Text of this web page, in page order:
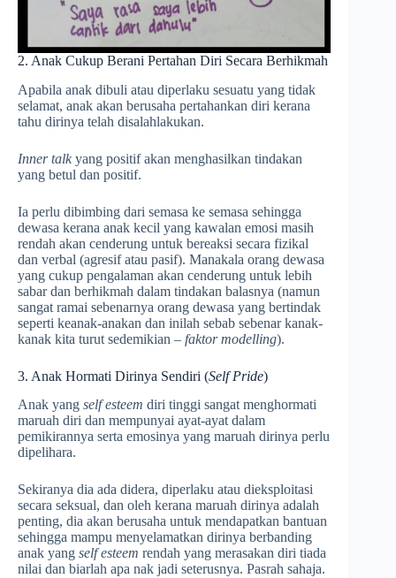
2. Anak Cukup Berani Pertahan Diri Secara Berhikmah
Apabila anak dibuli atau diperlaku sesuatu yang tidak
selamat, anak akan berusaha pertahankan diri kerana
tahu dirinya telah disalahlakukan.
Inner talk yang positif akan menghasilkan tindakan
yang betul dan positif.
Ia perlu dibimbing dari semasa ke semasa sehingga
dewasa kerana anak kecil yang kawalan emosi masih
rendah akan cenderung untuk bereaksi secara fizikal
dan verbal (agresif atau pasif). Manakala orang dewasa
yang cukup pengalaman akan cenderung untuk lebih
sabar dan berhikmah dalam tindakan balasnya (namun
sangat ramai sebenarnya orang dewasa yang bertindak
seperti keanak-anakan dan inilah sebab sebenar kanak-
kanak kita turut sedemikian – faktor modelling).
3. Anak Hormati Dirinya Sendiri (Self Pride)
Anak yang self esteem diri tinggi sangat menghormati
maruah diri dan mempunyai ayat-ayat dalam
pemikirannya serta emosinya yang maruah dirinya perlu
dipelihara.
Sekiranya dia ada didera, diperlaku atau dieksploitasi
secara seksual, dan oleh kerana maruah dirinya adalah
penting, dia akan berusaha untuk mendapatkan bantuan
sehingga mampu menyelamatkan dirinya berbanding
anak yang self esteem rendah yang merasakan diri tiada
nilai dan biarlah apa nak jadi seterusnya. Pasrah sahaja.